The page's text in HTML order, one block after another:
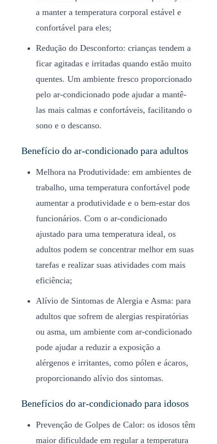
a manter a temperatura corporal estável e
confortável para eles;
Redução do Desconforto: crianças tendem a
ficar agitadas e irritadas quando estão muito
quentes. Um ambiente fresco proporcionado
pelo ar-condicionado pode ajudar a mantê-
las mais calmas e confortáveis, facilitando o
sono e o descanso.
Benefício do ar-condicionado para adultos
Melhora na Produtividade: em ambientes de
trabalho, uma temperatura confortável pode
aumentar a produtividade e o bem-estar dos
funcionários. Com o ar-condicionado
ajustado para uma temperatura ideal, os
adultos podem se concentrar melhor em suas
tarefas e realizar suas atividades com mais
eficiência;
Alívio de Sintomas de Alergia e Asma: para
adultos que sofrem de alergias respiratórias
ou asma, um ambiente com ar-condicionado
pode ajudar a reduzir a exposição a
alérgenos e irritantes, como pólen e ácaros,
proporcionando alívio dos sintomas.
Benefícios do ar-condicionado para idosos
Prevenção de Golpes de Calor: os idosos têm
maior dificuldade em regular a temperatura